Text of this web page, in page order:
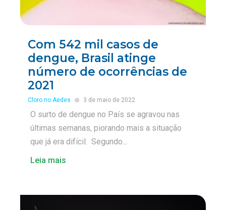
Com 542 mil casos de
dengue, Brasil atinge
número de ocorrências de
2021
Cloro no Aedes 3 de maio de 2022
O surto de dengue no País se agravou nas
últimas semanas, piorando mais a situação
que já era difícil. Segundo...
Leia mais